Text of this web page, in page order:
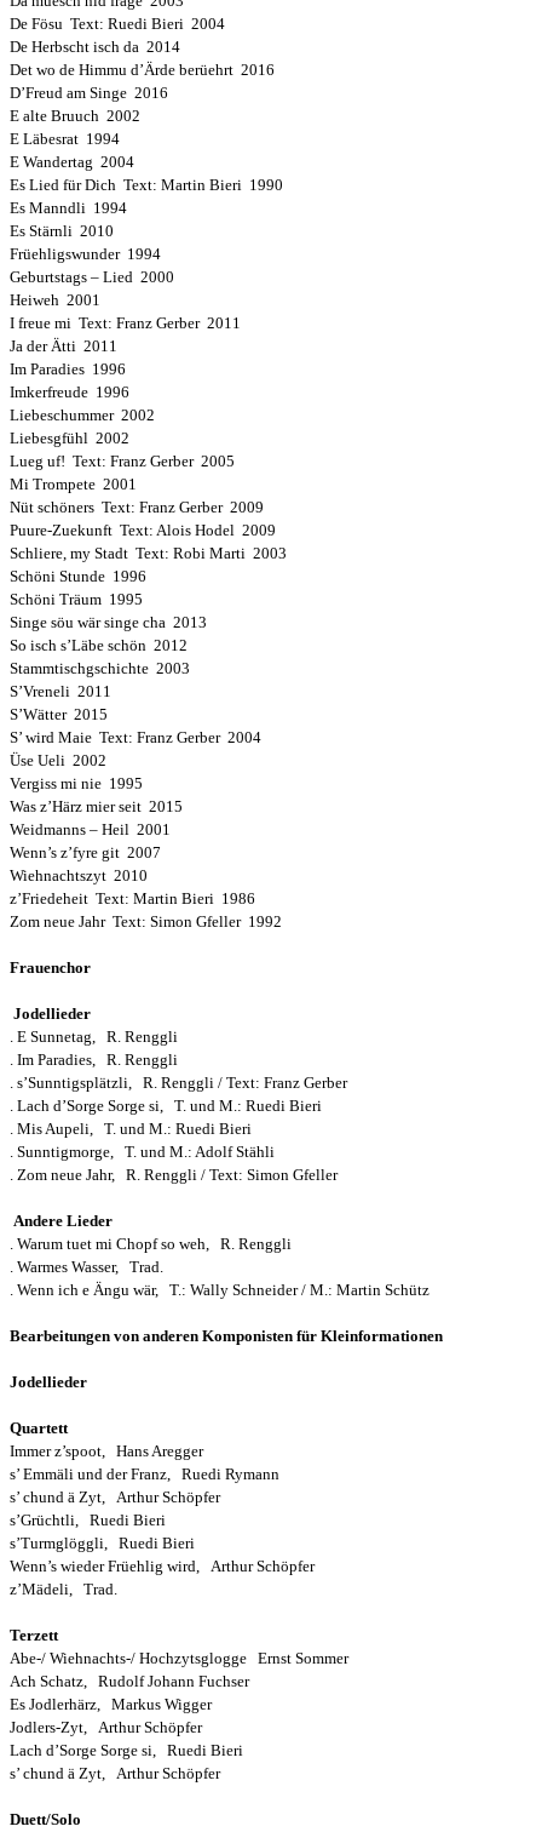
De Fösu Text: Ruedi Bieri 2004
De Herbscht isch da 2014
Det wo de Himmu d’Ärde berüehrt 2016
D’Freud am Singe 2016
E alte Bruuch 2002
E Läbesrat 1994
E Wandertag 2004
Es Lied für Dich Text: Martin Bieri 1990
Es Manndli 1994
Es Stärnli 2010
Früehligswunder 1994
Geburtstags – Lied 2000
Heiweh 2001
I freue mi Text: Franz Gerber 2011
Ja der Ätti 2011
Im Paradies 1996
Imkerfreude 1996
Liebeschummer 2002
Liebesgfühl 2002
Lueg uf! Text: Franz Gerber 2005
Mi Trompete 2001
Nüt schöners Text: Franz Gerber 2009
Puure-Zuekunft Text: Alois Hodel 2009
Schliere, my Stadt Text: Robi Marti 2003
Schöni Stunde 1996
Schöni Träum 1995
Singe söu wär singe cha 2013
So isch s’Läbe schön 2012
Stammtischgschichte 2003
S’Vreneli 2011
S’Wätter 2015
S’ wird Maie Text: Franz Gerber 2004
Üse Ueli 2002
Vergiss mi nie 1995
Was z’Härz mier seit 2015
Weidmanns – Heil 2001
Wenn’s z’fyre git 2007
Wiehnachtszyt 2010
z’Friedeheit Text: Martin Bieri 1986
Zom neue Jahr Text: Simon Gfeller 1992
Frauenchor
Jodellieder
. E Sunnetag, R. Renggli
. Im Paradies, R. Renggli
. s’Sunntigsplätzli, R. Renggli / Text: Franz Gerber
. Lach d’Sorge Sorge si, T. und M.: Ruedi Bieri
. Mis Aupeli, T. und M.: Ruedi Bieri
. Sunntigmorge, T. und M.: Adolf Stähli
. Zom neue Jahr, R. Renggli / Text: Simon Gfeller
Andere Lieder
. Warum tuet mi Chopf so weh, R. Renggli
. Warmes Wasser, Trad.
. Wenn ich e Ängu wär, T.: Wally Schneider / M.: Martin Schütz
Bearbeitungen von anderen Komponisten für Kleinformationen
Jodellieder
Quartett
Immer z’spoot, Hans Aregger
s’ Emmäli und der Franz, Ruedi Rymann
s’ chund ä Zyt, Arthur Schöpfer
s’Grüchtli, Ruedi Bieri
s’Turmglöggli, Ruedi Bieri
Wenn’s wieder Früehlig wird, Arthur Schöpfer
z’Mädeli, Trad.
Terzett
Abe-/ Wiehnachts-/ Hochzytsglogge Ernst Sommer
Ach Schatz, Rudolf Johann Fuchser
Es Jodlerhärz, Markus Wigger
Jodlers-Zyt, Arthur Schöpfer
Lach d’Sorge Sorge si, Ruedi Bieri
s’ chund ä Zyt, Arthur Schöpfer
Duett/Solo